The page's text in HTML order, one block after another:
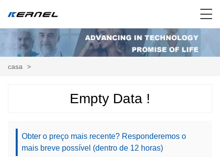
casa >
Empty Data !
Obter o preço mais recente? Responderemos o
mais breve possível (dentro de 12 horas)